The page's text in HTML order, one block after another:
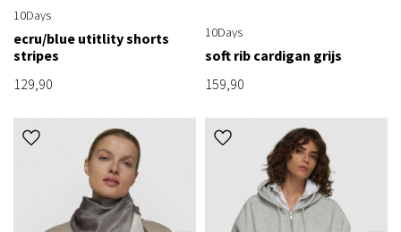
10Days
ecru/blue utitlity shorts
stripes
129,90
10Days
soft rib cardigan grijs
159,90